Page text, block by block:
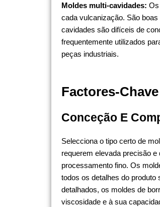
Moldes multi-cavidades: Os
cada vulcanização. São
cavidades são difíceis de
frequentemente utilizados
peças industriais.
Factores-
Conceção E
Selecciona o tipo certo de
requerem elevada precisão
processamento fino. Os
todos os detalhes do produto
detalhados, os moldes de
viscosidade e à sua